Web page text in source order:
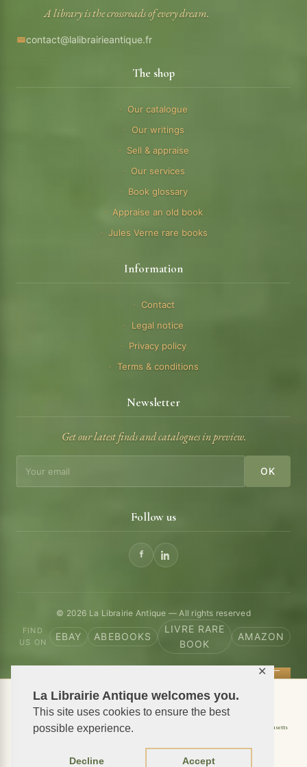
La Librairie Antique welcomes you.
This site uses cookies to ensure the best
possible experience.
Decline Accept
✕
A library is the crossroads of every dream.
contact@lalibrairieantique.fr
The shop
Our catalogue
Our writings
Sell & appraise
Our services
Book glossary
Appraise an old book
Jules Verne rare books
Information
Contact
Legal notice
Privacy policy
Terms & conditions
Newsletter
Get our latest finds and catalogues in preview.
OK
Follow us
© 2026 La Librairie Antique — All rights reserved
FIND
US ON
EBAY ABEBOOKS
LIVRE RARE
BOOK
AMAZON
📦 We ship antiquarian books worldwide
Shipping to USA Shipping to New York
Shipping to Massachusetts